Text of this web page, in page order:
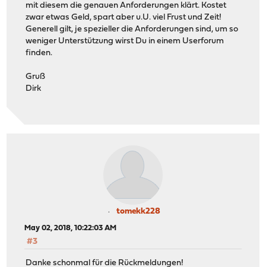
mit diesem die genauen Anforderungen klärt. Kostet
zwar etwas Geld, spart aber u.U. viel Frust und Zeit!
Generell gilt, je spezieller die Anforderungen sind, um so
weniger Unterstützung wirst Du in einem Userforum
finden.
Gruß
Dirk
tomekk228
May 02, 2018, 10:22:03 AM
#3
Danke schonmal für die Rückmeldungen!